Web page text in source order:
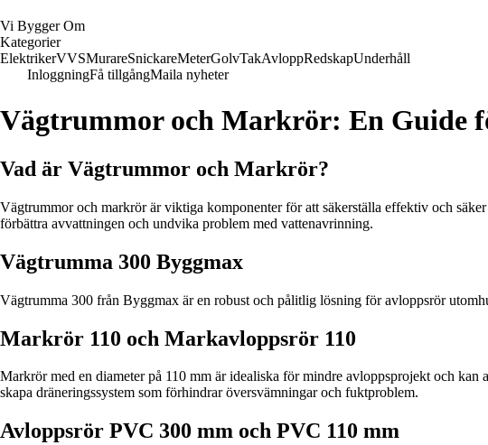
Vi Bygger Om
Kategorier
ElektrikerVVSMurareSnickareMeterGolvTakAvloppRedskapUnderhåll
InloggningFå tillgångMaila nyheter
Vägtrummor och Markrör: En Guide
Vad är Vägtrummor och Markrör?
Vägtrummor och markrör är viktiga komponenter för att säkerställa effektiv och
förbättra avvattningen och undvika problem med vattenavrinning.
Vägtrumma 300 Byggmax
Vägtrumma 300 från Byggmax är en robust och pålitlig lösning för avloppsrör
Markrör 110 och Markavloppsrör 110
Markrör med en diameter på 110 mm är idealiska för mindre avloppsprojekt och
skapa dräneringssystem som förhindrar översvämningar och fuktproblem.
Avloppsrör PVC 300 mm och PVC 110 mm